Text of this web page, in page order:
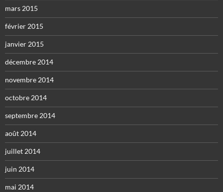
mars 2015
février 2015
janvier 2015
décembre 2014
novembre 2014
octobre 2014
septembre 2014
août 2014
juillet 2014
juin 2014
mai 2014